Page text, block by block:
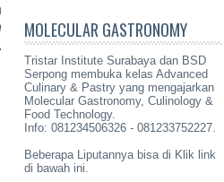
MOLECULAR GASTRONOMY
Tristar Institute Surabaya dan BSD
Serpong membuka kelas Advanced
Culinary & Pastry yang mengajarkan
Molecular Gastronomy, Culinology &
Food Technology.
Info: 081234506326 - 081233752227.
Beberapa Liputannya bisa di Klik link
di bawah ini.